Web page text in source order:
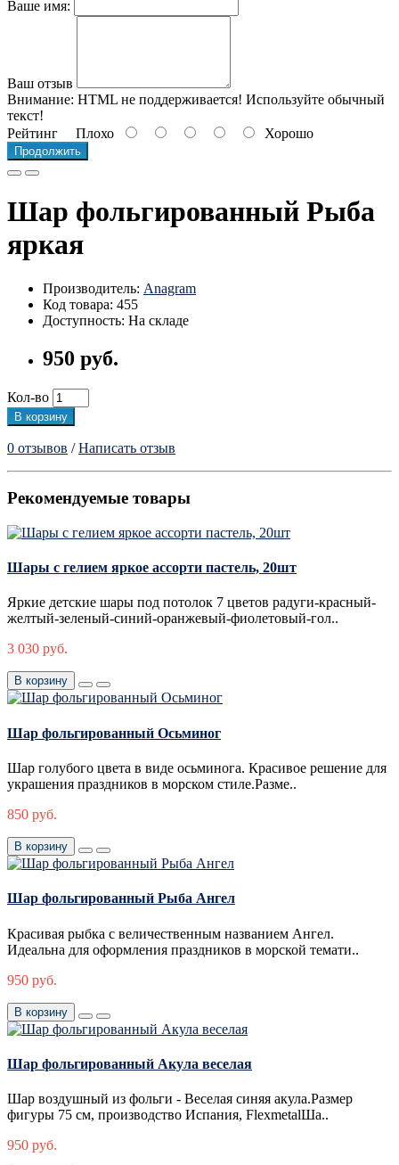
Ваше имя:
Ваш отзыв
Внимание: HTML не поддерживается! Используйте обычный
текст!
Рейтинг Плохо Хорошо
Продолжить
Шар фольгированный Рыба
яркая
Производитель: Anagram
Код товара: 455
Доступность: На складе
950 руб.
Кол-во
В корзину
0 отзывов /Написать отзыв
Рекомендуемые товары
Шары с гелием яркое ассорти пастель, 20шт
Яркие детские шары под потолок 7 цветов радуги-красный-
желтый-зеленый-синий-оранжевый-фиолетовый-гол..
3 030 руб.
В корзину
Шар фольгированный Осьминог
Шар голубого цвета в виде осьминога. Красивое решение для
украшения праздников в морском стиле.Разме..
850 руб.
В корзину
Шар фольгированный Рыба Ангел
Красивая рыбка с величественным названием Ангел.
Идеальна для оформления праздников в морской темати..
950 руб.
В корзину
Шар фольгированный Акула веселая
Шар воздушный из фольги - Веселая синяя акула.Размер
фигуры 75 см, производство Испания, FlexmetalШа..
950 руб.